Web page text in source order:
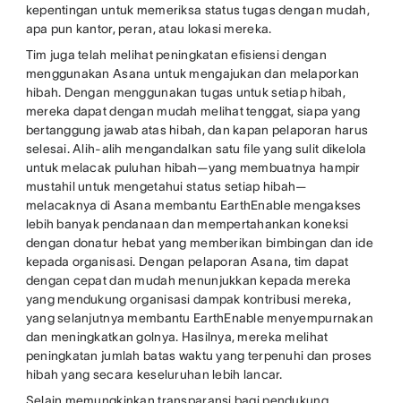
kepentingan untuk memeriksa status tugas dengan mudah,
apa pun kantor, peran, atau lokasi mereka.
Tim juga telah melihat peningkatan efisiensi dengan
menggunakan Asana untuk mengajukan dan melaporkan
hibah. Dengan menggunakan tugas untuk setiap hibah,
mereka dapat dengan mudah melihat tenggat, siapa yang
bertanggung jawab atas hibah, dan kapan pelaporan harus
selesai. Alih-alih mengandalkan satu file yang sulit dikelola
untuk melacak puluhan hibah—yang membuatnya hampir
mustahil untuk mengetahui status setiap hibah—
melacaknya di Asana membantu EarthEnable mengakses
lebih banyak pendanaan dan mempertahankan koneksi
dengan donatur hebat yang memberikan bimbingan dan ide
kepada organisasi. Dengan pelaporan Asana, tim dapat
dengan cepat dan mudah menunjukkan kepada mereka
yang mendukung organisasi dampak kontribusi mereka,
yang selanjutnya membantu EarthEnable menyempurnakan
dan meningkatkan golnya. Hasilnya, mereka melihat
peningkatan jumlah batas waktu yang terpenuhi dan proses
hibah yang secara keseluruhan lebih lancar.